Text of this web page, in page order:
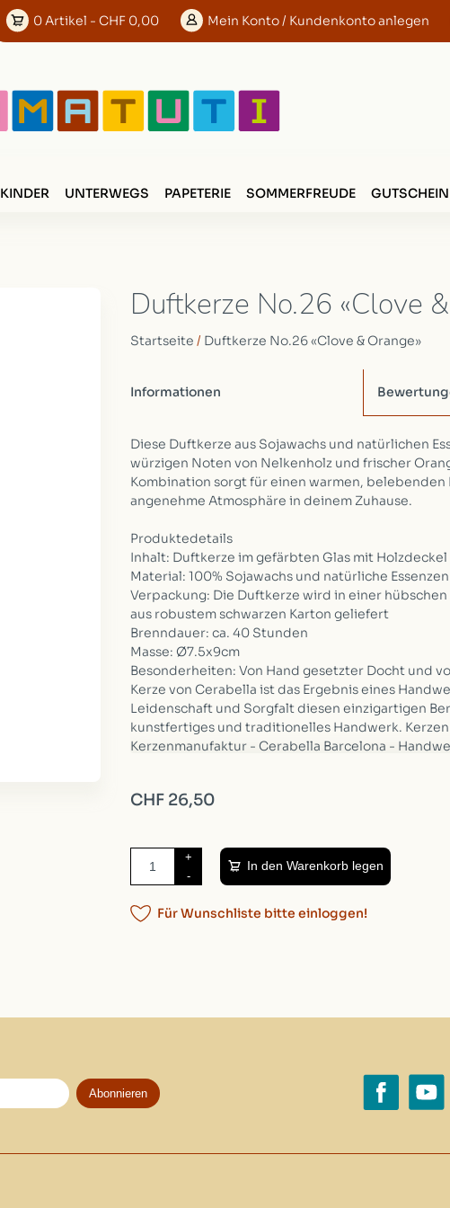
0Artikel - CHF 0,00 Mein Konto/ Kundenkonto anlegen
KINDER UNTERWEGS PAPETERIE SOMMERFREUDE GUTSCHEIN
Duftkerze No.26 «Clove
Startseite / Duftkerze No.26 «Clove & Orange»
Informationen
Diese Duftkerze aus Sojawachs und natürlichen
würzigen Noten von Nelkenholz und frischer
Kombination sorgt für einen warmen, belebenden
angenehme Atmosphäre in deinem Zuhause.
Produktedetails
Inhalt: Duftkerze im gefärbten Glas mit Holzdeckel
Material: 100% Sojawachs und natürliche Essenzen
Verpackung: Die Duftkerze wird in einer
aus robustem schwarzen Karton geliefert
Brenndauer: ca. 40 Stunden
Masse: Ø7.5x9cm
Besonderheiten: Von Hand gesetzter Docht und
Kerze von Cerabella ist das Ergebnis eines
Leidenschaft und Sorgfalt diesen einzigartigen
kunstfertiges und traditionelles Handwerk.
Kerzenmanufaktur - Cerabella Barcelona -
«einbrennen» lassen, d.h. die gesamte Wachs-
Kategorie /
Verfügbarkeit:
Auf Lager (2)
CHF 26,50
+
-
In den Warenkorb legen
Für Wunschliste bitte einloggen!
Abonnieren